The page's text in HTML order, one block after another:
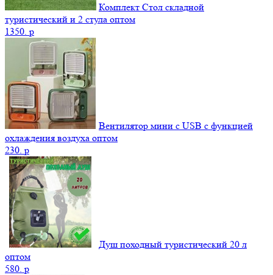
Комплект Стол складной
туристический и 2 стула оптом
1350. p
Вентилятор мини с USB с функцией
охлаждения воздуха оптом
230. p
Душ походный туристический 20 л
оптом
580. p